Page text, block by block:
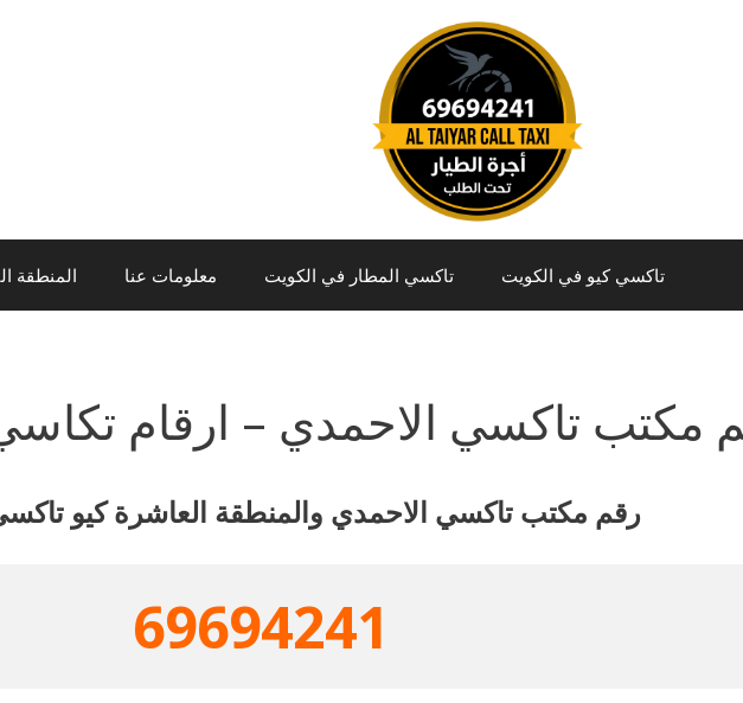
تاكسي كيو في الكويت تاكسي المطار في الكويت معلومات عنا المنطقة
مكتب تاكسي الاحمدي – ارقام
رقم مكتب تاكسي الاحمدي والمنطقة العاشرة كيو
69694241